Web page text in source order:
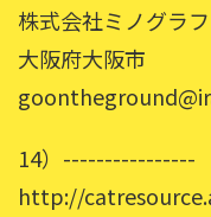
株式会社ミノグラ
大阪府大阪市
14）----------------
http://